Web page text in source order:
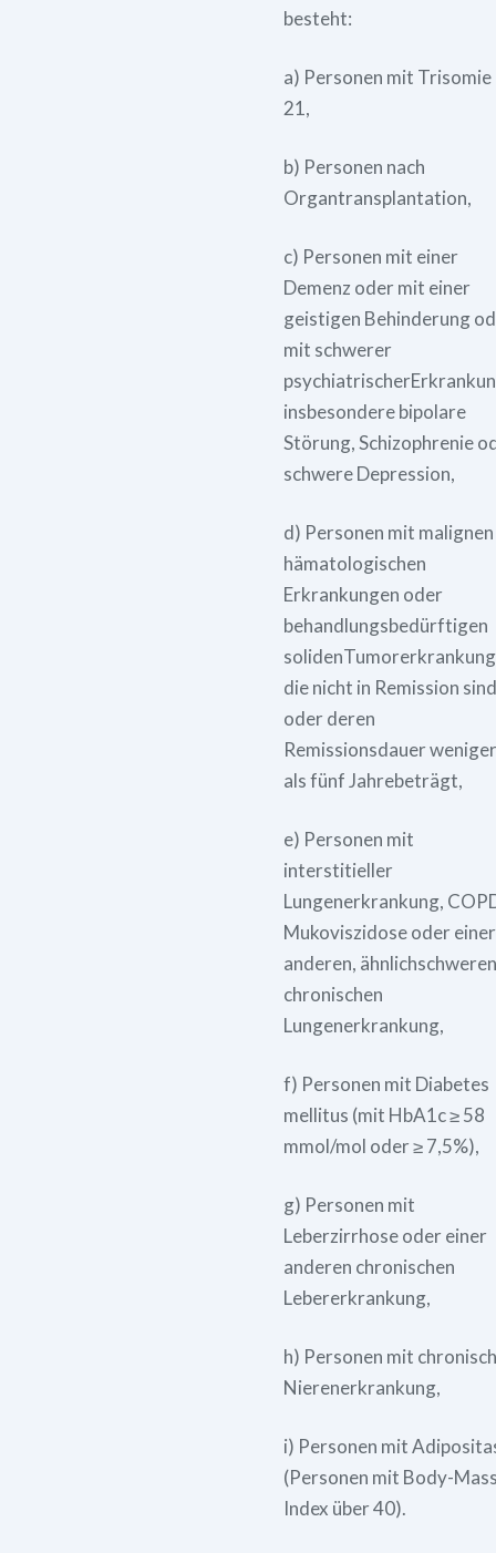
besteht:
a) Personen mit Trisomie
21,
b) Personen nach
Organtransplantation,
c) Personen mit einer
Demenz oder mit einer
geistigen Behinderung
mit schwerer
insbesondere bipolare
Störung, Schizophrenie
schwere Depression,
d) Personen mit malignen
hämatologischen
Erkrankungen oder
behandlungsbedürftigen
die nicht in Remission sind
oder deren
Remissionsdauer weniger
als fünf Jahrebeträgt,
e) Personen mit
interstitieller
Lungenerkrankung,
Mukoviszidose oder einer
anderen, ähnlichschweren
chronischen
Lungenerkrankung,
f) Personen mit Diabetes
mellitus (mit HbA1c ≥ 58
mmol/mol oder ≥ 7,5%),
g) Personen mit
Leberzirrhose oder einer
anderen chronischen
Lebererkrankung,
h) Personen mit
Nierenerkrankung,
i) Personen mit
(Personen mit Body-
Index über 40).